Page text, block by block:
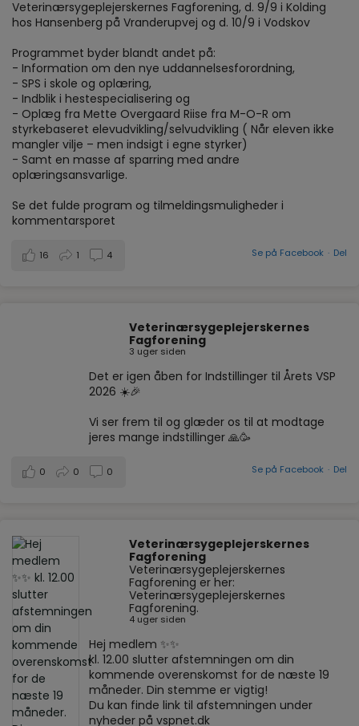
Veterinærsygeplejerskernes Fagforening, d. 9/9 i Kolding
hos Hansenberg på Vranderupvej og d. 10/9 i Vodskov
Programmet byder blandt andet på:
- Information om den nye uddannelsesforordning,
- SPS i skole og oplæring,
- Indblik i hestespecialisering og
- Oplæg fra Mette Overgaard Riise fra M-O-R om
styrkebaseret elevudvikling/selvudvikling ( Når eleven ikke
mangler vilje – men indsigt i egne styrker)
- Samt en masse af sparring med andre
oplæringsansvarlige.
Se det fulde program og tilmeldingsmuligheder i
kommentarsporet
Se på Facebook · Del
16 1 4
Veterinærsygeplejerskernes
Fagforening
3 uger siden
Det er igen åben for Indstillinger til Årets VSP
2026 ☀️🎉
Vi ser frem til og glæder os til at modtage
jeres mange indstillinger 🙏🥳
Se på Facebook · Del
0 0 0
Veterinærsygeplejerskernes
Fagforening
Veterinærsygeplejerskernes
Fagforening er her:
Veterinærsygeplejerskernes
Fagforening.
4 uger siden
Hej medlem ✨✨
kl. 12.00 slutter afstemningen om din
kommende overenskomst for de næste 19
måneder. Din stemme er vigtig!
Du kan finde link til afstemningen under
nyheder på vspnet.dk